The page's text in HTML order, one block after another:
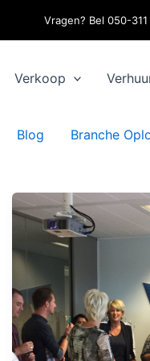
Vragen? Bel 050-
Verkoop
Blog Branche